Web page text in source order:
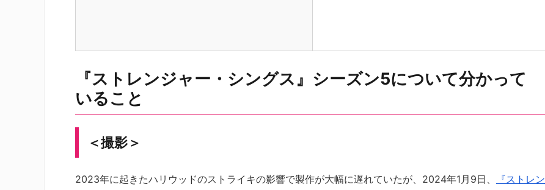
『ストレンジャー・シングス』シーズン5について分かって
いること
＜撮影＞
2023年に起きたハリウッドのストライキの影響で製作が大幅に遅れていたが、2024年1月9日、
『ストレン